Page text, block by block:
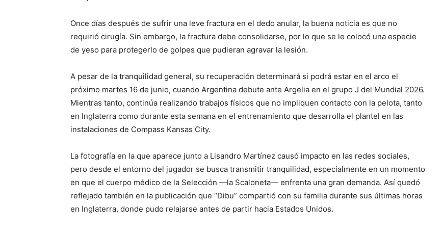
Once días después de sufrir una leve fractura en el dedo anular, la buena noticia es que no
requirió cirugía. Sin embargo, la fractura debe consolidarse, por lo que se le colocó una especie
de yeso para protegerlo de golpes que pudieran agravar la lesión.
A pesar de la tranquilidad general, su recuperación determinará si podrá estar en el arco el
próximo martes 16 de junio, cuando Argentina debute ante Argelia en el grupo J del Mundial 2026.
Mientras tanto, continúa realizando trabajos físicos que no impliquen contacto con la pelota, tanto
en Inglaterra como durante esta semana en el entrenamiento que desarrolla el plantel en las
instalaciones de Compass Kansas City.
La fotografía en la que aparece junto a Lisandro Martínez causó impacto en las redes sociales,
pero desde el entorno del jugador se busca transmitir tranquilidad, especialmente en un momento
en que el cuerpo médico de la Selección —la Scaloneta— enfrenta una gran demanda. Así quedó
reflejado también en la publicación que “Dibu” compartió con su familia durante sus últimas horas
en Inglaterra, donde pudo relajarse antes de partir hacia Estados Unidos.